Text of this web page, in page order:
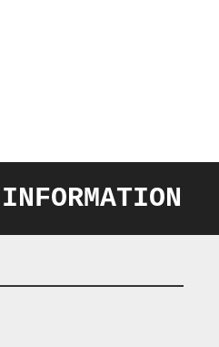
INFORMATION